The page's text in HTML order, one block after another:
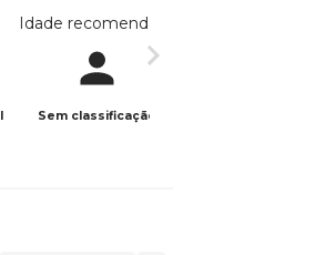
Idade recomendada
Sem classificação